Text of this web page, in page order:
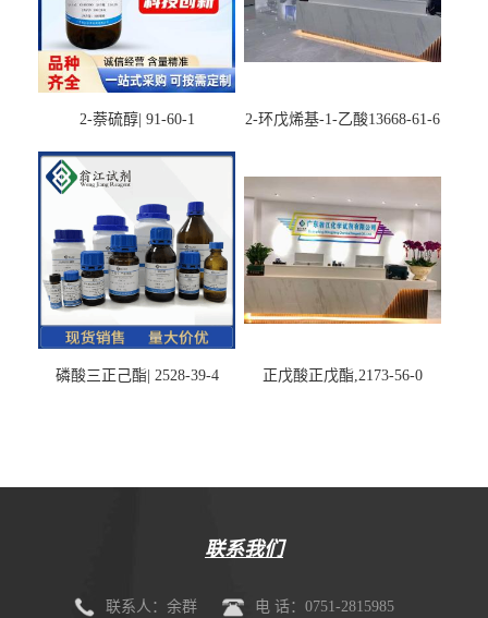
2-萘硫醇| 91-60-1 2-环戊烯基-1-乙酸13668-61-6
磷酸三正己酯| 2528-39-4 正戊酸正戊酯,2173-56-0
联系我们
联系人：余群 电 话：0751-2815985